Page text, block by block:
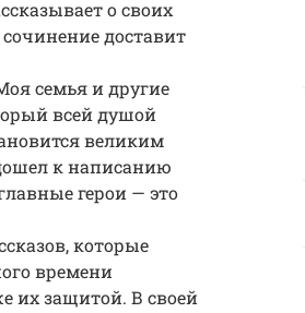
о своих
доставит
семья и другие
всей душой
великим
к написанию
герои — это
которые
времени
их защитой. В своей